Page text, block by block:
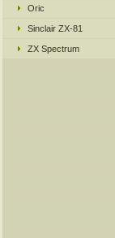
Oric
Sinclair ZX-81
ZX Spectrum